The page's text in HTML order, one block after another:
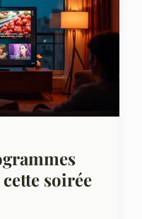
soirée